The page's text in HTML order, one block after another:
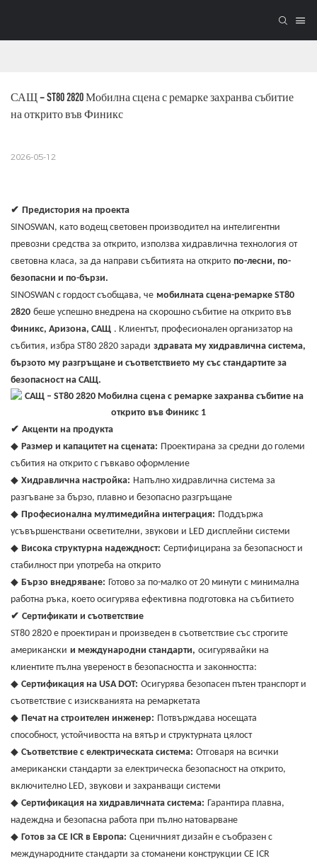
САЩ – ST80 2820 Мобилна сцена с ремарке захранва събитие
на открито във Финикс
2026-05-12
✔ Предистория на проекта
SINOSWAN, като водещ световен производител на интелигентни
превозни средства за открито, използва хидравлична технология от
световна класа, за да направи събитията на открито по-лесни, по-
безопасни и по-бързи.
SINOSWAN с гордост съобщава, че мобилната сцена-ремарке ST80
2820 беше успешно внедрена на скорошно събитие на открито във
Финикс, Аризона, САЩ . Клиентът, професионален организатор на
събития, избра ST80 2820 заради здравата му хидравлична система,
бързото му разгръщане и съответствието му със стандартите за
безопасност на САЩ.
✔ Акценти на продукта
◆ Размер и капацитет на сцената: Проектирана за средни до големи
събития на открито с гъвкаво оформление
◆ Хидравлична настройка: Напълно хидравлична система за
разгъване за бързо, плавно и безопасно разгръщане
◆ Професионална мултимедийна интеграция: Поддържа
усъвършенствани осветителни, звукови и LED дисплейни системи
◆ Висока структурна надеждност: Сертифицирана за безопасност и
стабилност при употреба на открито
◆ Бързо внедряване: Готово за по-малко от 20 минути с минимална
работна ръка, което осигурява ефективна подготовка на събитието
✔ Сертификати и съответствие
ST80 2820 е проектиран и произведен в съответствие със строгите
американски и международни стандарти, осигурявайки на
клиентите пълна увереност в безопасността и законността:
◆ Сертификация на USA DOT: Осигурява безопасен пътен транспорт и
съответствие с изискванията на ремаркетата
◆ Печат на строителен инженер: Потвърждава носещата
способност, устойчивостта на вятър и структурната цялост
◆ Съответствие с електрическата система: Отговаря на всички
американски стандарти за електрическа безопасност на открито,
включително LED, звукови и захранващи системи
◆ Сертификация на хидравличната система: Гарантира плавна,
надеждна и безопасна работа при пълно натоварване
◆ Готов за CE ICR в Европа: Сценичният дизайн е съобразен с
международните стандарти за стоманени конструкции CE ICR